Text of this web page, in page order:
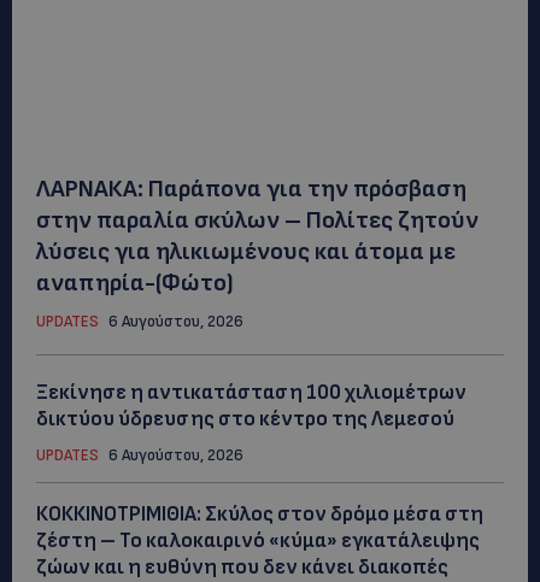
ΛΑΡΝΑΚΑ: Παράπονα για την πρόσβαση
στην παραλία σκύλων – Πολίτες ζητούν
λύσεις για ηλικιωμένους και άτομα με
αναπηρία-(Φώτο)
UPDATES 6 Αυγούστου, 2026
Ξεκίνησε η αντικατάσταση 100 χιλιομέτρων
δικτύου ύδρευσης στο κέντρο της Λεμεσού
UPDATES 6 Αυγούστου, 2026
ΚΟΚΚΙΝΟΤΡΙΜΙΘΙΑ: Σκύλος στον δρόμο μέσα στη
ζέστη – Το καλοκαιρινό «κύμα» εγκατάλειψης
ζώων και η ευθύνη που δεν κάνει διακοπές